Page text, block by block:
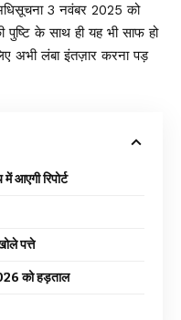
3 नवंबर 2025 को
के साथ ही यह भी साफ हो
अभी लंबा इंतज़ार करना पड़
आएगी रिपोर्ट
पत्ते
को हड़ताल